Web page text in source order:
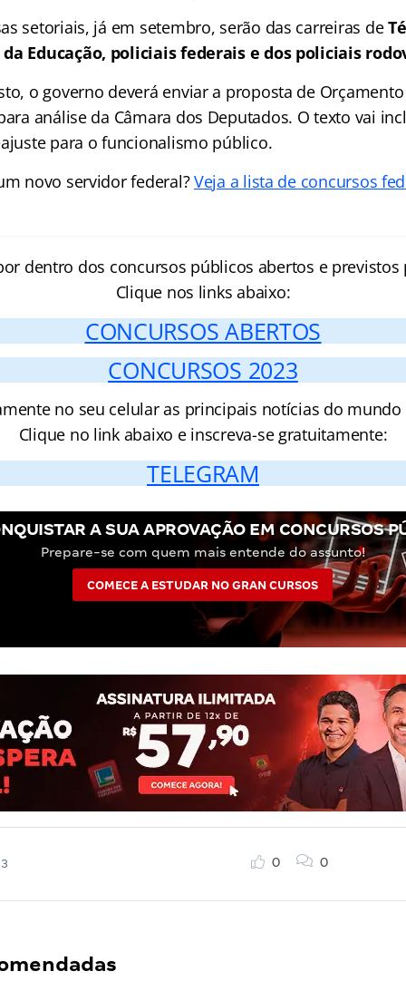
setoriais, já em setembro, serão das carreiras de
Educação, policiais federais e dos policiais
o governo deverá enviar a proposta de
análise da Câmara dos Deputados. O texto vai
para o funcionalismo público.
novo servidor federal?Veja a lista de concursos
dentro dos concursos públicos abertos e previstos
Clique nos links abaixo:
CONCURSOS ABERTOS
CONCURSOS 2023
no seu celular as principais notícias do
Clique no link abaixo e inscreva-se gratuitamente:
TELEGRAM
A SUA APROVAÇÃO EM CONCURSOS
Prepare-se com quem mais entende do assunto!
COMECE A ESTUDAR NO GRAN CURSOS
0 0